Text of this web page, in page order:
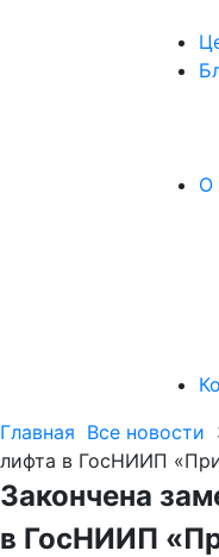
О
Главная Все новости
лифта в ГосНИИП
Закончена
в ГосНИИП